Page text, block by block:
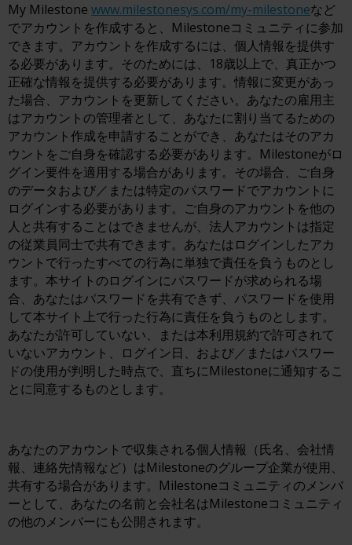
My Milestone www.milestonesys.com/my-milestoneなど
でアカウントを作成すると、Milestoneコミュニティに参加
できます。アカウントを作成するには、個人情報を提供す
る必要があります。そのためには、18歳以上で、真正かつ
正確な情報を提供する必要があります。情報に変更があっ
た場合、アカウントを更新してください。あなたの雇用主
はアカウントの管理者として、あなたに割り当てるための
アカウント作成を申請することができ、あなたはそのアカ
ウントをご自身を確認する必要があります。Milestoneがロ
グイン要件を適用する場合があります。その場合、ご自身
のデータおよび／または特定のパスワードでアカウントに
ログインする必要があります。ご自身のアカウントを他の
人と共有することはできませんが、法人アカウントは指定
の従業員同士で共有できます。あなたはログインしたアカ
ウントで行ったすべての行為に単独で責任を負うものとし
ます。本サイトのログインにパスワードが求められる場
合、あなたはパスワードを共有できず、パスワードを使用
して本サイト上で行った行為に責任を負うものとします。
あなたが許可していない、または本利用規約で許可されて
いないアカウント、ログイン日、および／またはパスワー
ドの使用が判明した時点で、直ちにMilestoneに通知するこ
とに同意するものとします。
あなたのアカウントで収集される個人情報（氏名、会社情
報、連絡先情報など）はMilestoneのグループ企業が使用、
共有する場合があります。Milestoneコミュニティのメンバ
ーとして、あなたの名前と会社名はMilestoneコミュニティ
の他のメンバーにも公開されます。